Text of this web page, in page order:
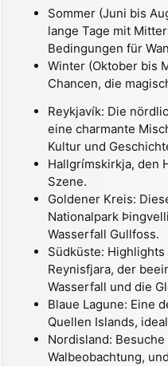
Sommer (Juni bis
lange Tage mit
Bedingungen für
Winter (Oktober bis
Chancen, die
Reykjavík: Die
eine charmante
Kultur und
Hallgrímskirkja, den
Szene.
Goldener Kreis:
Nationalpark
Wasserfall Gullfoss.
Südküste:
Reynisfjara, der
Wasserfall und die
Blaue Lagune: Eine
Quellen Islands,
Nordisland:
Walbeobachtung,